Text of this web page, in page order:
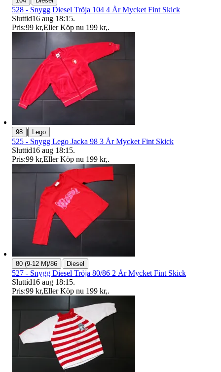
528 - Snygg Diesel Tröja 104 4 År Mycket Fint Skick
Sluttid16 aug 18:15.
Pris:99 kr,Eller Köp nu 199 kr,.
98 | Lego
525 - Snygg Lego Jacka 98 3 År Mycket Fint Skick
Sluttid16 aug 18:15.
Pris:99 kr,Eller Köp nu 199 kr,.
80 (9-12 M)/86 | Diesel
527 - Snygg Diesel Tröja 80/86 2 År Mycket Fint Skick
Sluttid16 aug 18:15.
Pris:99 kr,Eller Köp nu 199 kr,.